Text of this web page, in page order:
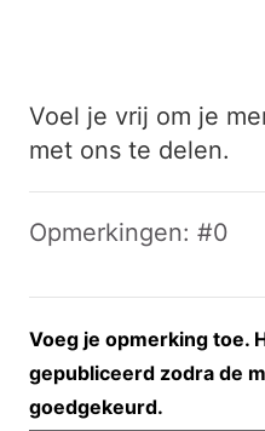
Voel je vrij om je
met ons te delen.
Opmerkingen: #0
Voeg je opmerking toe.
gepubliceerd zodra de
goedgekeurd.